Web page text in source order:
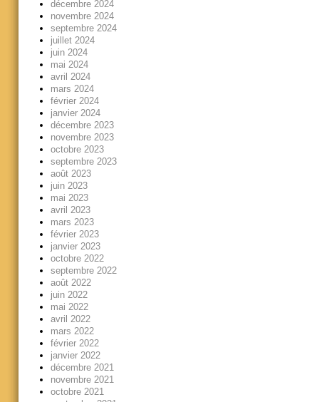
décembre 2024
novembre 2024
septembre 2024
juillet 2024
juin 2024
mai 2024
avril 2024
mars 2024
février 2024
janvier 2024
décembre 2023
novembre 2023
octobre 2023
septembre 2023
août 2023
juin 2023
mai 2023
avril 2023
mars 2023
février 2023
janvier 2023
octobre 2022
septembre 2022
août 2022
juin 2022
mai 2022
avril 2022
mars 2022
février 2022
janvier 2022
décembre 2021
novembre 2021
octobre 2021